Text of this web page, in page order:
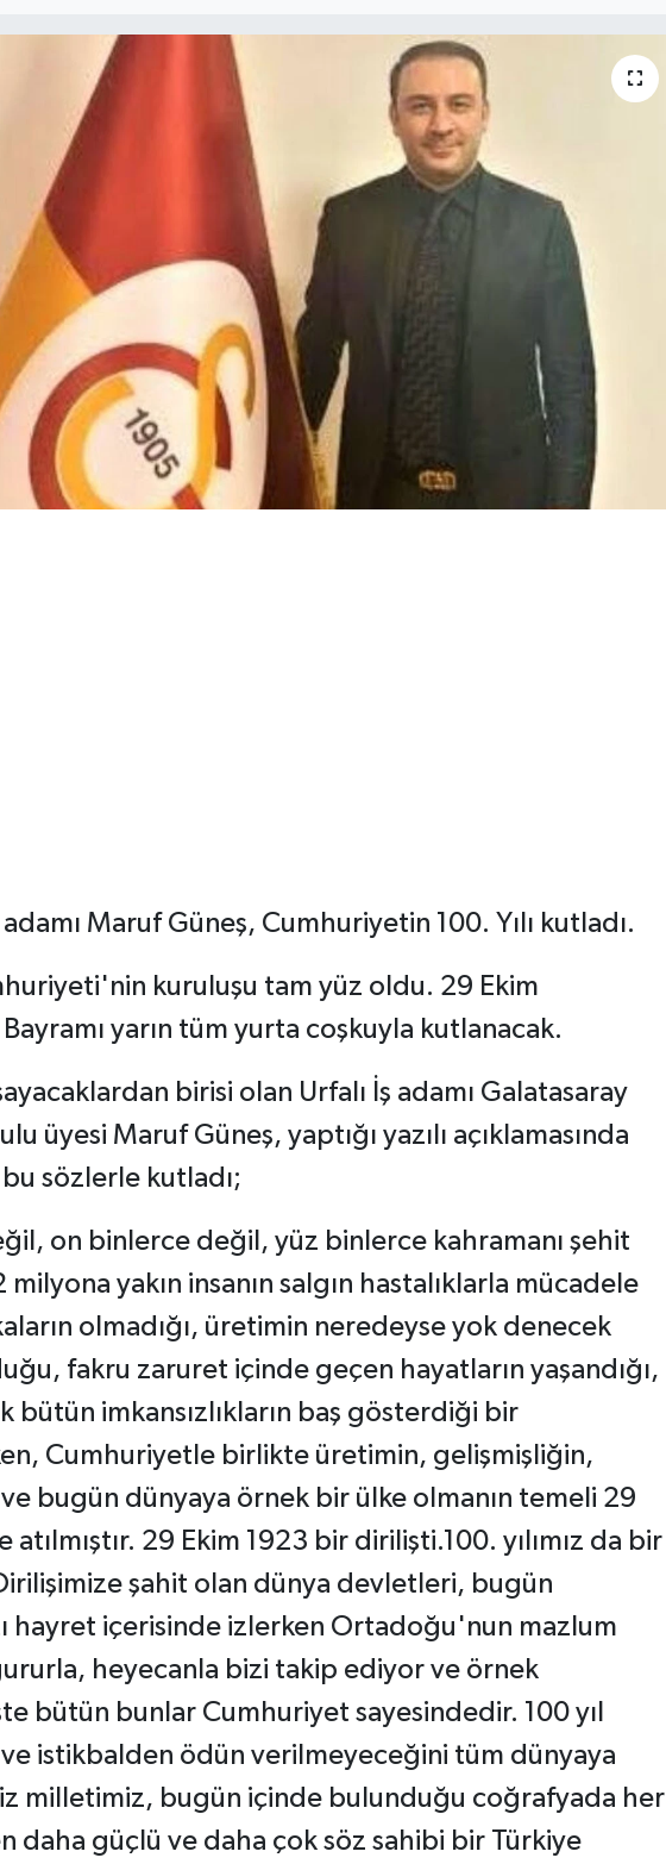
adamı Maruf Güneş, Cumhuriyetin 100. Yılı kutladı.
kuruluşu tam yüz oldu. 29 Ekim
yarın tüm yurta coşkuyla kutlanacak.
birisi olan Urfalı İş adamı Galatasaray
üyesi Maruf Güneş, yaptığı yazılı açıklamasında
bu sözlerle kutladı;
on binlerce değil, yüz binlerce kahramanı şehit
yakın insanın salgın hastalıklarla mücadele
olmadığı, üretimin neredeyse yok denecek
fakru zaruret içinde geçen hayatların yaşandığı,
bütün imkansızlıkların baş gösterdiği bir
Cumhuriyetle birlikte üretimin, gelişmişliğin,
ve bugün dünyaya örnek bir ülke olmanın temeli 29
atılmıştır. 29 Ekim 1923 bir dirilişti.100. yılımız da bir
şahit olan dünya devletleri, bugün
hayret içerisinde izlerken Ortadoğu'nun mazlum
heyecanla bizi takip ediyor ve örnek
bütün bunlar Cumhuriyet sayesindedir. 100 yıl
istikbalden ödün verilmeyeceğini tüm dünyaya
milletimiz, bugün içinde bulunduğu coğrafyada her
daha güçlü ve daha çok söz sahibi bir Türkiye